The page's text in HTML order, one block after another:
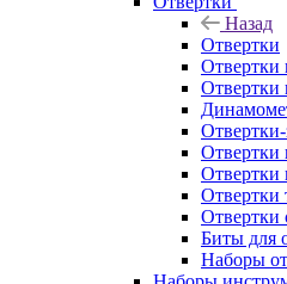
Назад
Отвертки
Отвертки
Отвертки
Отвертки
Отвертки
Отвертки
Биты для
Наборы